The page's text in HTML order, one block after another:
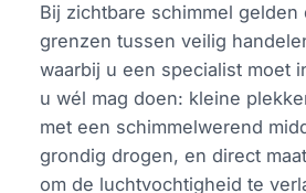
Bij zichtbare schimmel gelden
grenzen tussen veilig
waarbij u een specialist moet
u wél mag doen: kleine
met een schimmelwerend
grondig drogen, en direct
om de luchtvochtigheid te